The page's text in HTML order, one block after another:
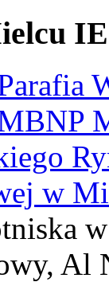
IE
w
Al